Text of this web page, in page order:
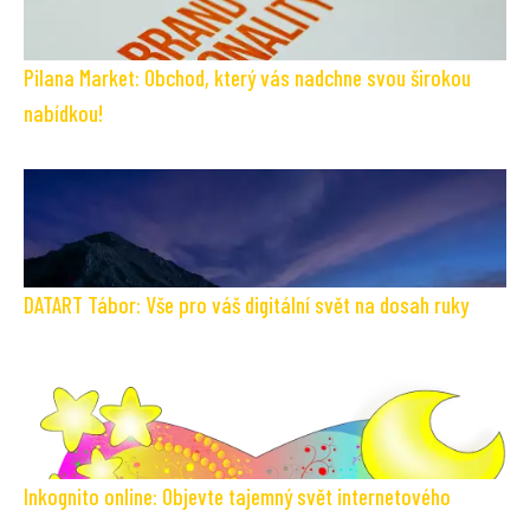
Pilana Market: Obchod, který vás nadchne svou širokou
nabídkou!
DATART Tábor: Vše pro váš digitální svět na dosah ruky
Inkognito online: Objevte tajemný svět internetového